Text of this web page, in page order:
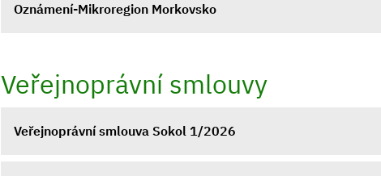
Oznámení-Mikroregion Morkovsko
Veřejnoprávní smlouvy
Veřejnoprávní smlouva Sokol 1/2026